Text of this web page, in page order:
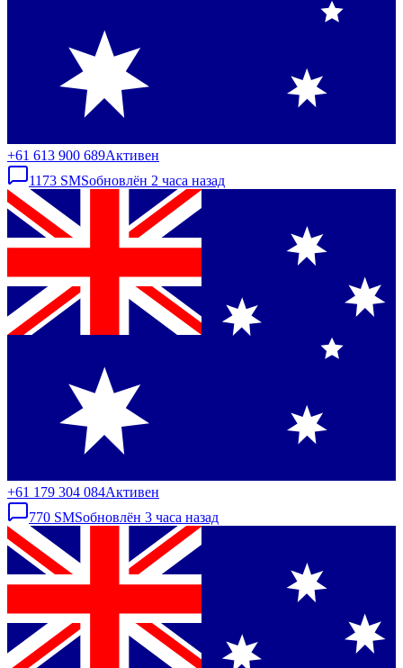
+61 613 900 689Активен
1173 SMSобновлён 2 часа назад
+61 179 304 084Активен
770 SMSобновлён 3 часа назад